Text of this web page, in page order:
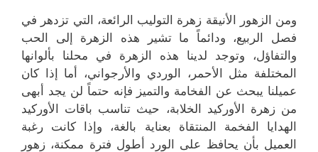
ومن الزهور الأنيقة زهرة التوليب الرائعة، التي تزدهر في
فصل الربيع، ودائماً ما تشير هذه الزهرة إلى الحب
والتفاؤل، وتوجد لدينا هذه الزهرة في محلنا بألوانها
المختلفة مثل الأحمر، الوردي والأرجواني، أما إذا كان
عميلنا يبحث عن الفخامة والتميز فإنه حتماً لن يجد أبهى
من زهرة الأوركيد الخلابة، حيث تناسب باقات الأوركيد
الهدايا الفخمة المنتقاة بعناية بالغة، وإذا كانت رغبة
العميل بأن يحافظ على الورد أطول فترة ممكنة، زهور